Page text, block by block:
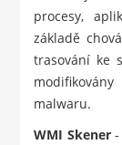
procesy,
základě
trasování ke
malwaru.
WMI Skener-